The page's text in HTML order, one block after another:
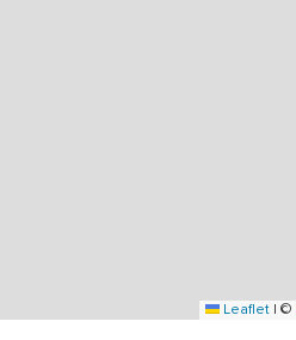
Leaflet | ©